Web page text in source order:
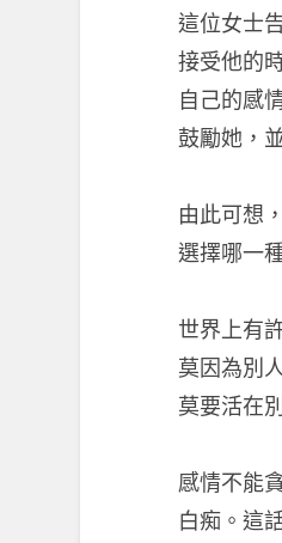
這位女士
接受他的
自己的感
鼓勵她，
由此可想
選擇哪一
世界上有
莫因為別
莫要活在
感情不能
白痴。這